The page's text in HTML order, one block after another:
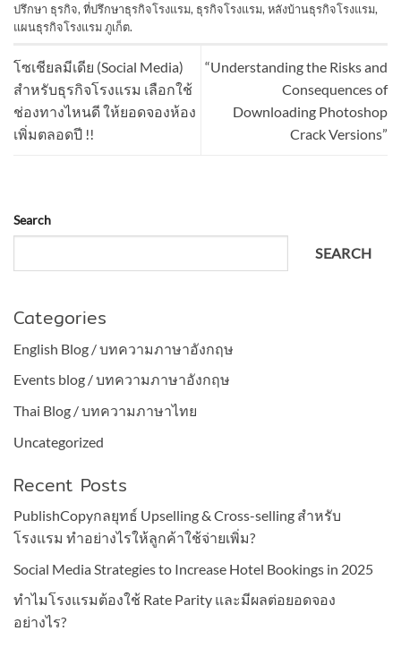
ปรึกษา ธุรกิจ,ที่ปรึกษาธุรกิจโรงแรม, ธุรกิจโรงแรม,หลังบ้านธุรกิจโรงแรม,
แผนธุรกิจโรงแรม ภูเก็ต.
โซเชียลมีเดีย (Social Media)
สำหรับธุรกิจโรงแรม เลือกใช้
ช่องทางไหนดี ให้ยอดจองห้อง
เพิ่มตลอดปี !!
“Understanding the Risks and
Consequences of
Downloading Photoshop
Crack Versions”
Search
SEARCH
Categories
English Blog / บทความภาษาอังกฤษ
Events blog / บทความภาษาอังกฤษ
Thai Blog / บทความภาษาไทย
Uncategorized
Recent Posts
PublishCopyกลยุทธ์ Upselling & Cross-selling สำหรับ
โรงแรม ทำอย่างไรให้ลูกค้าใช้จ่ายเพิ่ม?
Social Media Strategies to Increase Hotel Bookings in 2025
ทำไมโรงแรมต้องใช้ Rate Parity และมีผลต่อยอดจอง
อย่างไร?